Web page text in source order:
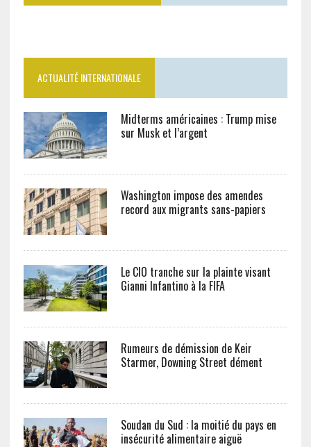
ACTUALITÉ INTERNATIONALE
Midterms américaines : Trump mise
sur Musk et l’argent
Washington impose des amendes
record aux migrants sans-papiers
Le CIO tranche sur la plainte visant
Gianni Infantino à la FIFA
Rumeurs de démission de Keir
Starmer, Downing Street dément
Soudan du Sud : la moitié du pays en
insécurité alimentaire aiguë